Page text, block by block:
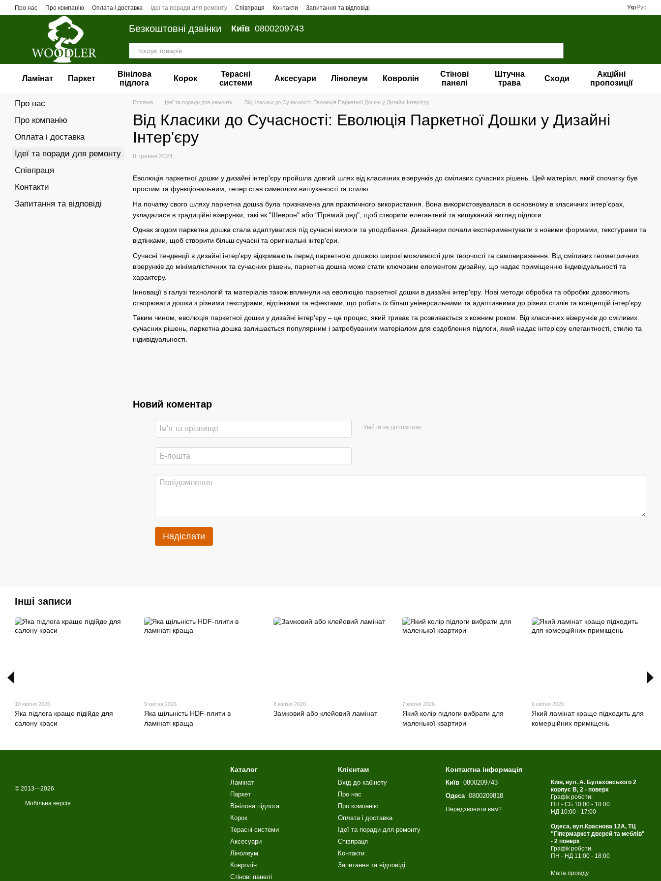
Перейти до основного контенту
Про нас Про компанію Оплата і доставка Ідеї та поради для ремонту Співпраця Контакти Запитання та відповіді УкрРус
Безкоштовні дзвінки Київ 0800209743
Ламінат Паркет
Вінілова
пiдлога
Корок
Терасні
системи
Аксесуари Лінолеум Ковролін
Стінові
панелі
Штучна
трава
Сходи
Акційні
пропозиції
Головна Ідеї та поради для ремонту Від Класики до Сучасності: Еволюція Паркетної Дошки у Дизайні Інтер'єру
Від Класики до Сучасності: Еволюція Паркетної Дошки у Дизайні
Інтер'єру
8 травня 2024
Еволюція паркетної дошки у дизайні інтер'єру пройшла довгий шлях від класичних візерунків до сміливих сучасних рішень. Цей матеріал, який спочатку був
простим та функціональним, тепер став символом вишуканості та стилю.
На початку свого шляху паркетна дошка була призначена для практичного використання. Вона використовувалася в основному в класичних інтер'єрах,
укладалася в традиційні візерунки, такі як "Шеврон" або "Прямий ряд", щоб створити елегантний та вишуканий вигляд підлоги.
Однак згодом паркетна дошка стала адаптуватися під сучасні вимоги та уподобання. Дизайнери почали експериментувати з новими формами, текстурами та
відтінками, щоб створити більш сучасні та оригінальні інтер'єри.
Сучасні тенденції в дизайні інтер'єру відкривають перед паркетною дошкою широкі можливості для творчості та самовираження. Від сміливих геометричних
візерунків до мінімалістичних та сучасних рішень, паркетна дошка може стати ключовим елементом дизайну, що надає приміщенню індивідуальності та
характеру.
Інновації в галузі технологій та матеріалів також вплинули на еволюцію паркетної дошки в дизайні інтер'єру. Нові методи обробки та обробки дозволяють
створювати дошки з різними текстурами, відтінками та ефектами, що робить їх більш універсальними та адаптивними до різних стилів та концепцій інтер'єру.
Таким чином, еволюція паркетної дошки у дизайні інтер'єру – це процес, який триває та розвивається з кожним роком. Від класичних візерунків до сміливих
сучасних рішень, паркетна дошка залишається популярним і затребуваним матеріалом для оздоблення підлоги, який надає інтер'єру елегантності, стилю та
індивідуальності.
Новий коментар
Увійти за допомогою
Надіслати
Про нас
Про компанію
Оплата і доставка
Ідеї та поради для ремонту
Співпраця
Контакти
Запитання та відповіді
Інші записи
10 квітня 2026
Яка підлога краще підійде для
салону краси
9 квітня 2026
Яка щільність HDF-плити в
ламінаті краща
8 квітня 2026
Замковий або клейовий ламінат
7 квітня 2026
Який колір підлоги вибрати для
маленької квартири
6 квітня 2026
Який ламінат краще підходить для
комерційних приміщень
© 2013—2026
Мобільна версія
Каталог
Ламінат
Паркет
Вінілова пiдлога
Корок
Терасні системи
Аксесуари
Лінолеум
Ковролін
Стінові панелі
Клієнтам
Вхід до кабінету
Про нас
Про компанію
Оплата і доставка
Ідеї та поради для ремонту
Співпраця
Контакти
Запитання та відповіді
Контактна інформація
Київ 0800209743
Одеса0800209818
Передзвонити вам?
Київ, вул. А. Булаховського 2
корпус B, 2 - поверх
Графік роботи:
ПН - СБ 10:00 - 18:00
НД 10:00 - 17:00
Одеса, вул.Краснова 12А, ТЦ
"Гіпермаркет дверей та меблів"
- 2 поверх
Графік роботи:
ПН - НД 11:00 - 18:00
Мапа проїзду